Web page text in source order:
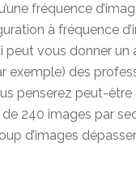
fréquence
à fréquence
vous donner un
exemple) des
penserez peut-être
240 images par
d’images